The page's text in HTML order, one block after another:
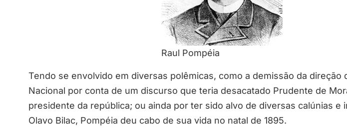
Raul Pompéia
Tendo se envolvido em diversas polêmicas, como a demissão da direção
Nacional por conta de um discurso que teria desacatado Prudente de
presidente da república; ou ainda por ter sido alvo de diversas calúnias e
Olavo Bilac, Pompéia deu cabo de sua vida no natal de 1895.